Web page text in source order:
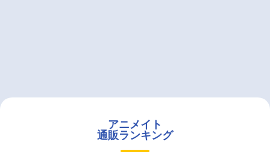
アニメイト
通販ランキング